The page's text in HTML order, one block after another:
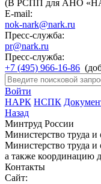
(В РСПП для АНО
E-mail:
nok-nark@nark.ru
Пресс-служба:
pr@nark.ru
Пресс-служба:
+7 (495) 966-16-86
Войти
НАРК НСПК
Назад
Минтруд России
Министерство труда
Министерство труда и
а также координацию
Контакты
Сайт: